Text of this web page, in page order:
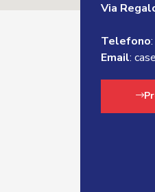
Via
Telefono:
Email: